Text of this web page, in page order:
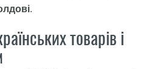
.
товарів і